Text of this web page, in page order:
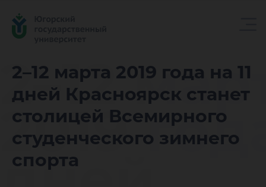
2–12 марта 2019 года на 11
дней Красноярск станет
столицей Всемирного
студенческого зимнего
спорта
2–12
2019